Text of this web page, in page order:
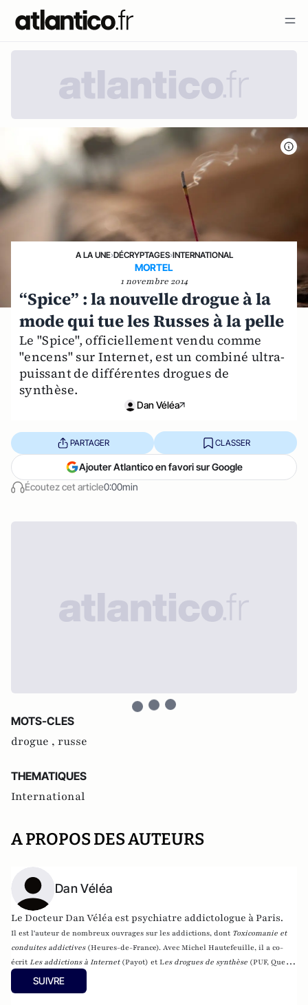
A LA UNE›DÉCRYPTAGES›INTERNATIONAL
MORTEL
1 novembre 2014
“Spice” : la nouvelle drogue à la
mode qui tue les Russes à la pelle
Le "Spice", officiellement vendu comme
"encens" sur Internet, est un combiné ultra-
puissant de différentes drogues de
synthèse.
Dan Véléa
Écoutez cet article0:00min
PARTAGER CLASSER
Ajouter Atlantico en favori sur Google
MOTS-CLES
drogue , russe
THEMATIQUES
International
A PROPOS DES AUTEURS
Dan Véléa
Le Docteur Dan Véléa est psychiatre addictologue à Paris.
Il est l'auteur de nombreux ouvrages sur les addictions, dont Toxicomanie et
conduites addictives(Heures-de-France). Avec Michel Hautefeuille, il a co-
écrit Les addictions à Internet(Payot) et Les drogues de synthèse (PUF, Que
sais-je ?, Paris, 2002).
SUIVRE